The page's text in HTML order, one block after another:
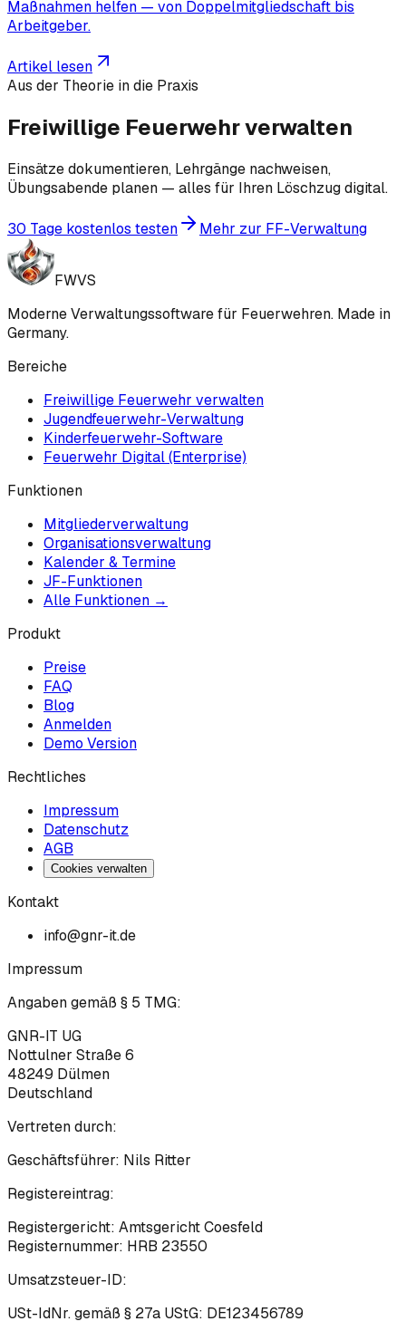
Maßnahmen helfen — von Doppelmitgliedschaft bis
Arbeitgeber.
Artikel lesen
Aus der Theorie in die Praxis
Freiwillige Feuerwehr verwalten
Einsätze dokumentieren, Lehrgänge nachweisen,
Übungsabende planen — alles für Ihren Löschzug digital.
30 Tage kostenlos testen Mehr zur FF-Verwaltung
FWVS
Moderne Verwaltungssoftware für Feuerwehren. Made in
Germany.
Bereiche
Freiwillige Feuerwehr verwalten
Jugendfeuerwehr-Verwaltung
Kinderfeuerwehr-Software
Feuerwehr Digital (Enterprise)
Funktionen
Mitgliederverwaltung
Organisationsverwaltung
Kalender & Termine
JF-Funktionen
Alle Funktionen →
Produkt
Preise
FAQ
Blog
Anmelden
Demo Version
Rechtliches
Impressum
Datenschutz
AGB
Cookies verwalten
Kontakt
info@gnr-it.de
Impressum
Angaben gemäß § 5 TMG:
GNR-IT UG
Nottulner Straße 6
48249 Dülmen
Deutschland
Vertreten durch:
Geschäftsführer: Nils Ritter
Registereintrag:
Registergericht: Amtsgericht Coesfeld
Registernummer: HRB 23550
Umsatzsteuer-ID:
USt-IdNr. gemäß § 27a UStG: DE123456789